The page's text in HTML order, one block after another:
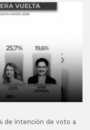
de intención de voto a